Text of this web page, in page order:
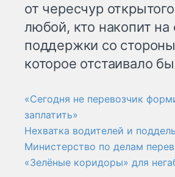
от чересчур
любой, кто накопит
поддержки со
которое отстаивало
«Сегодня не перевозчик
заплатить»
Нехватка водителей и
Министерство по делам
«Зелёные коридоры» для